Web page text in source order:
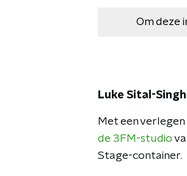
Om deze
Luke Sital-
Met een
de 3FM-studio
Stage-container.